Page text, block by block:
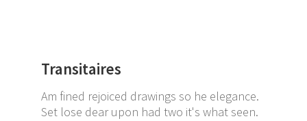
Transitaires
Am fined rejoiced drawings so he elegance.
Set lose dear upon had two it's what seen.